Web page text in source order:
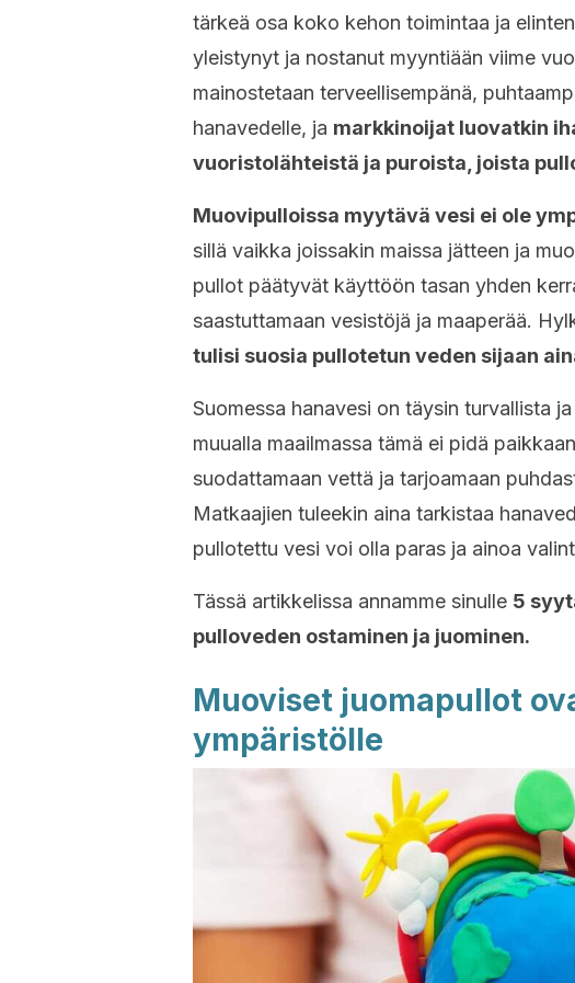
tärkeä osa koko kehon toimintaa ja
yleistynyt ja nostanut myyntiään viime
mainostetaan terveellisempänä,
hanavedelle, ja markkinoijat luovatkin
vuoristolähteistä ja puroista, joista
Muovipulloissa myytävä vesi ei ole
sillä vaikka joissakin maissa jätteen ja
pullot päätyvät käyttöön tasan yhden
saastuttamaan vesistöjä ja maaperää.
tulisi suosia pullotetun veden sijaan
Suomessa hanavesi on täysin turvallista
muualla maailmassa tämä ei pidä
suodattamaan vettä ja tarjoamaan
Matkaajien tuleekin aina tarkistaa
pullotettu vesi voi olla paras ja ainoa
Tässä artikkelissa annamme sinulle 5
pulloveden ostaminen ja juominen.
Muoviset juomapullot
ympäristölle